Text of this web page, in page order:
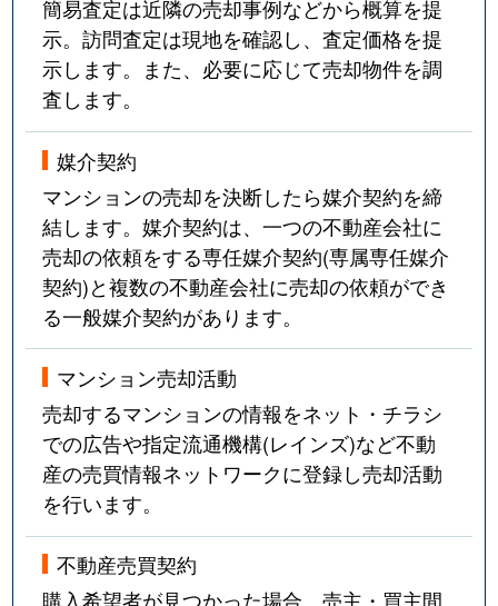
簡易査定は近隣の売却事例などから概算を提
示。訪問査定は現地を確認し、査定価格を提
示します。また、必要に応じて売却物件を調
査します。
媒介契約
マンションの売却を決断したら媒介契約を締
結します。媒介契約は、一つの不動産会社に
売却の依頼をする専任媒介契約(専属専任媒介
契約)と複数の不動産会社に売却の依頼ができ
る一般媒介契約があります。
マンション売却活動
売却するマンションの情報をネット・チラシ
での広告や指定流通機構(レインズ)など不動
産の売買情報ネットワークに登録し売却活動
を行います。
不動産売買契約
購入希望者が見つかった場合、売主・買主間